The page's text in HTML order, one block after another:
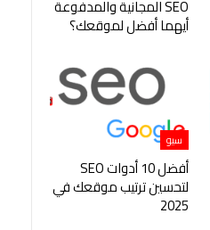
SEO المجانية والمدفوعة
أيهما أفضل لموقعك؟
سيو
أفضل 10 أدوات SEO
لتحسين ترتيب موقعك في
2025